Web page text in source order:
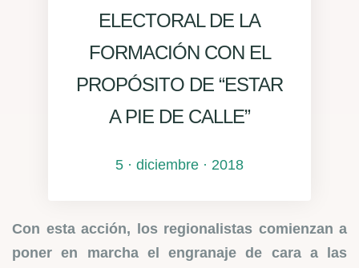
ELECTORAL DE LA
FORMACIÓN CON EL
PROPÓSITO DE “ESTAR
A PIE DE CALLE”
5 · diciembre · 2018
Con esta acción, los regionalistas comienzan a
poner en marcha el engranaje de cara a las